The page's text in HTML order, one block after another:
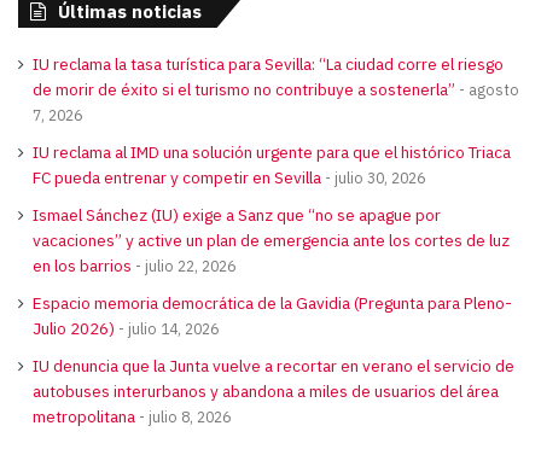
Últimas noticias
IU reclama la tasa turística para Sevilla: “La ciudad corre el riesgo
de morir de éxito si el turismo no contribuye a sostenerla”
agosto
7, 2026
IU reclama al IMD una solución urgente para que el histórico Triaca
FC pueda entrenar y competir en Sevilla
julio 30, 2026
Ismael Sánchez (IU) exige a Sanz que “no se apague por
vacaciones” y active un plan de emergencia ante los cortes de luz
en los barrios
julio 22, 2026
Espacio memoria democrática de la Gavidia (Pregunta para Pleno-
Julio 2026)
julio 14, 2026
IU denuncia que la Junta vuelve a recortar en verano el servicio de
autobuses interurbanos y abandona a miles de usuarios del área
metropolitana
julio 8, 2026